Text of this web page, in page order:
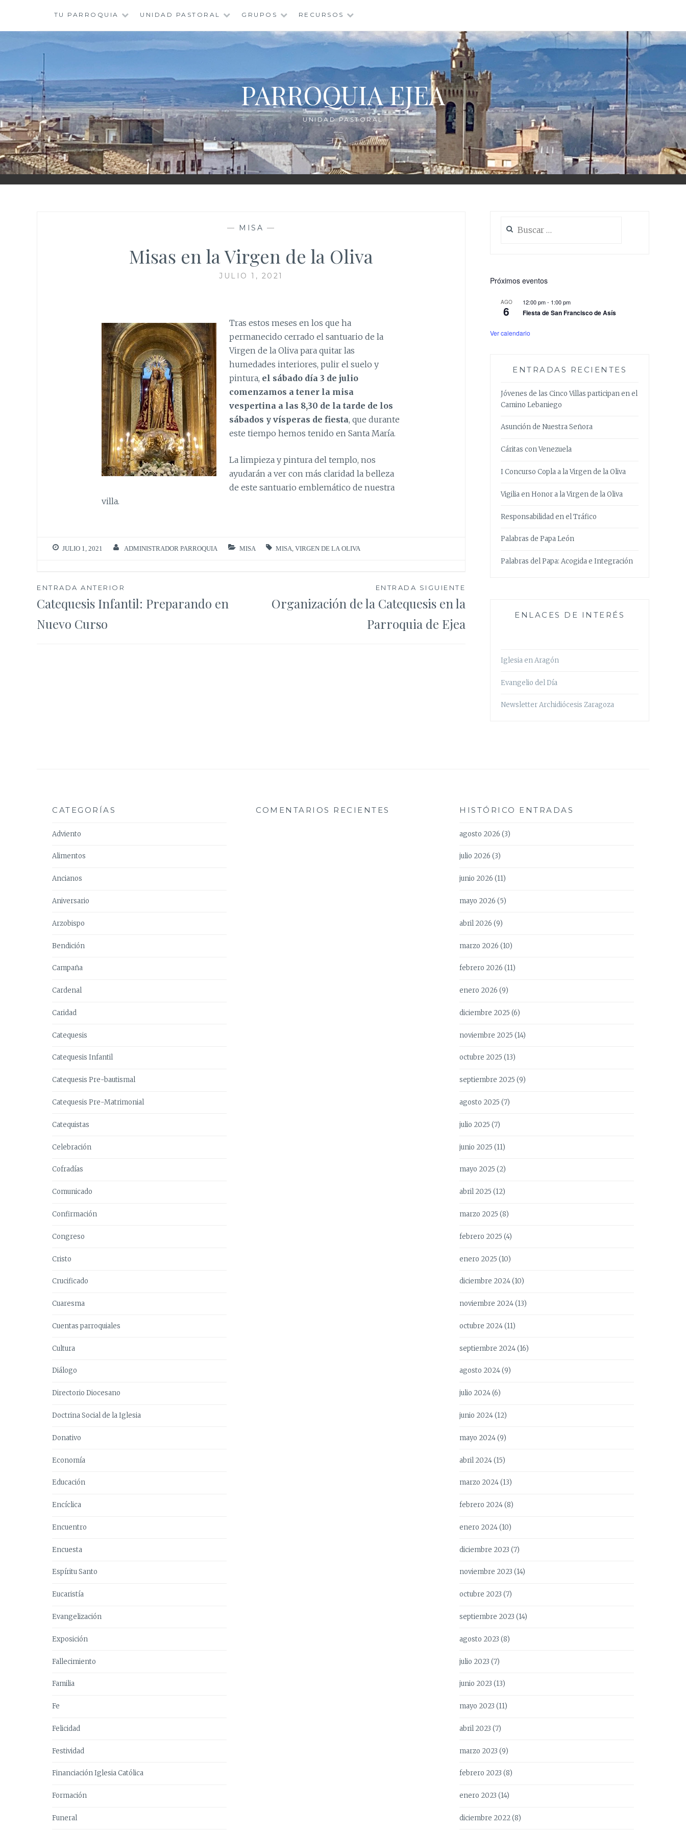
contenido
TU PARROQUIA UNIDAD PASTORAL GRUPOS RECURSOS
PARROQUIA EJEA
UNIDAD PASTORAL
— MISA —
Misas en la Virgen de la Oliva
JULIO 1, 2021
Tras estos meses en los que ha
permanecido cerrado el santuariode la
Virgen de la Oliva para quitarlas
humedades interiores, pulir elsuelo y
pintura, el sábado día 3 de julio
comenzamos a tener la misa
vespertina a las 8,30 de la tarde de los
sábados y vísperas de fiesta, quedurante
este tiempo hemos tenido en Santa María.
La limpieza y pintura del templo, nos
ayudarán a ver con más claridad la belleza
de estesantuario emblemático de nuestra
villa.
JULIO 1, 2021 ADMINISTRADOR PARROQUIA MISA MISA ,VIRGEN DE LA OLIVA
Navegación
de
ENTRADA ANTERIOR
Catequesis Infantil: Preparando en
Nuevo Curso
ENTRADA SIGUIENTE
Organización de la Catequesis en la
Parroquia de Ejea
Próximos eventos
AGO
6
12:00 pm- 1:00 pm
Fiesta de San Francisco de Asís
Ver calendario
ENTRADAS RECIENTES
Jóvenes de las Cinco Villas participan en el
Camino Lebaniego
Asunción de Nuestra Señora
Cáritas con Venezuela
I Concurso Copla a la Virgen de la Oliva
Vigilia en Honor a la Virgen de la Oliva
Responsabilidad en el Tráfico
Palabras de Papa León
Palabras del Papa: Acogida e Integración
ENLACES DE INTERÉS
Iglesia en Aragón
Evangelio del Día
Newsletter Archidiócesis Zaragoza
CATEGORÍAS
Adviento
Alimentos
Ancianos
Aniversario
Arzobispo
Bendición
Campaña
Cardenal
Caridad
Catequesis
Catequesis Infantil
Catequesis Pre-bautismal
Catequesis Pre-Matrimonial
Catequistas
Celebración
Cofradías
Comunicado
Confirmación
Congreso
Cristo
Crucificado
Cuaresma
Cuentas parroquiales
Cultura
Diálogo
Directorio Diocesano
Doctrina Social de la Iglesia
Donativo
Economía
Educación
Encíclica
Encuentro
Encuesta
Espíritu Santo
Eucaristía
Evangelización
Exposición
Fallecimiento
Familia
Fe
Felicidad
Festividad
Financiación Iglesia Católica
Formación
Funeral
COMENTARIOS RECIENTES HISTÓRICO ENTRADAS
agosto 2026 (3)
julio 2026 (3)
junio 2026 (11)
mayo 2026 (5)
abril 2026 (9)
marzo 2026 (10)
febrero 2026 (11)
enero 2026 (9)
diciembre 2025 (6)
noviembre 2025 (14)
octubre 2025 (13)
septiembre 2025 (9)
agosto 2025 (7)
julio 2025 (7)
junio 2025 (11)
mayo 2025 (2)
abril 2025 (12)
marzo 2025 (8)
febrero 2025 (4)
enero 2025 (10)
diciembre 2024(10)
noviembre 2024(13)
octubre 2024(11)
septiembre 2024(16)
agosto 2024(9)
julio 2024(6)
junio 2024(12)
mayo 2024(9)
abril 2024(15)
marzo 2024(13)
febrero 2024(8)
enero 2024(10)
diciembre 2023 (7)
noviembre 2023 (14)
octubre 2023 (7)
septiembre 2023 (14)
agosto 2023 (8)
julio 2023 (7)
junio 2023 (13)
mayo 2023 (11)
abril 2023 (7)
marzo 2023 (9)
febrero 2023 (8)
enero 2023 (14)
diciembre 2022(8)